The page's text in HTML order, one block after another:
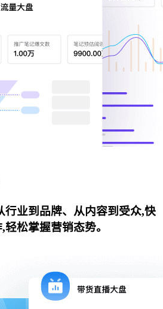
行业到品牌、从内容到受众,快
松掌握营销态势。